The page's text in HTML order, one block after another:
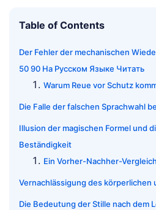
Table of Contents
Der Fehler der mechanischen
50 90 На Русском Языке Читать
Warum Reue vor Schutz
Die Falle der falschen Sprachwahl
Illusion der magischen Formel und
Beständigkeit
Ein Vorher-Nachher-
Vernachlässigung des körperlichen
Die Bedeutung der Stille nach dem